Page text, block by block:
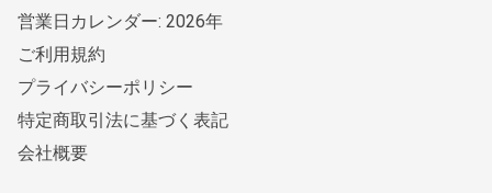
営業日カレンダー: 2026年
ご利用規約
プライバシーポリシー
特定商取引法に基づく表記
会社概要